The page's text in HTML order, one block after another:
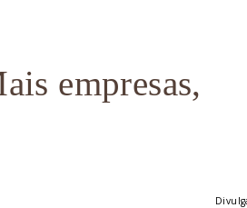
empresas,